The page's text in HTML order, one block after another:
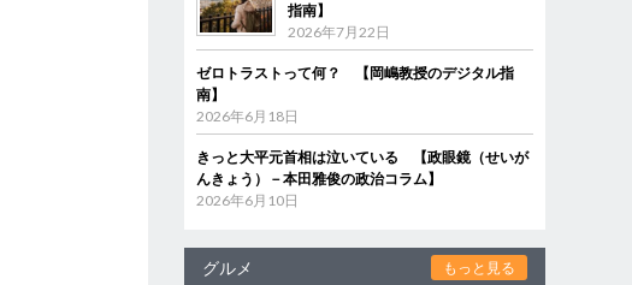
指南】
2026年7月22日
ゼロトラストって何？ 【岡嶋教授のデジタル指
南】
2026年6月18日
きっと大平元首相は泣いている 【政眼鏡（せいが
んきょう）－本田雅俊の政治コラム】
2026年6月10日
グルメ もっと見る